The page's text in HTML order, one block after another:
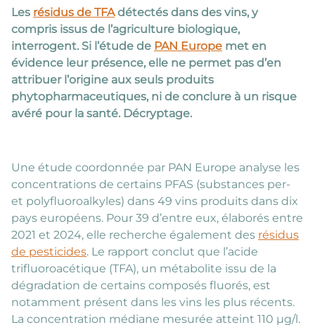
Les résidus de TFAdétectés dans des vins, y
compris issus de l’agriculture biologique,
interrogent. Si l’étude de PAN Europe met en
évidence leur présence, elle ne permet pas d’en
attribuer l’origine aux seuls produits
phytopharmaceutiques, ni de conclure à un risque
avéré pour la santé. Décryptage.
Une étude coordonnée par PAN Europe analyse les
concentrations de certains PFAS (substances per-
et polyfluoroalkyles) dans 49 vins produits dans dix
pays européens. Pour 39 d’entre eux, élaborés entre
2021 et 2024, elle recherche également des résidus
de pesticides. Le rapport conclut que l’acide
trifluoroacétique (TFA), un métabolite issu de la
dégradation de certains composés fluorés, est
notamment présent dans les vins les plus récents.
La concentration médiane mesurée atteint 110 µg/l.